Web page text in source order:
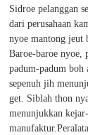
Sidroe pelanggan
dari perusahaan
nyoe mantong jeut
Baroe-baroe nyoe,
padum-padum boh
sepenuh jih
get. Siblah thon
menunjukkan